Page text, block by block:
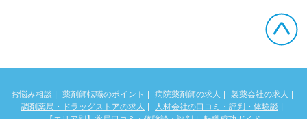
お悩み相談 薬剤師転職のポイント 病院薬剤師の求人
製薬会社の求人
調剤薬局・ドラッグストアの求人
人材会社の口コミ・評判・体験談